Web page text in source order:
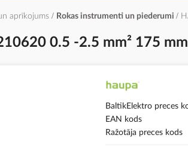
aprīkojums Rokas instrumenti un piederumi
0.5 -2.5 mm² 175 mm
BaltikElektro preces
EAN kods
Ražotāja preces kods